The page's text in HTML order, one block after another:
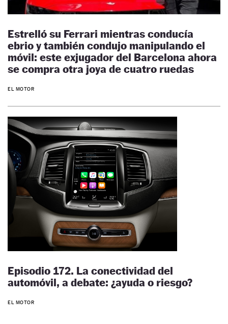
Estrelló su Ferrari mientras conducía
ebrio y también condujo manipulando el
móvil: este exjugador del Barcelona ahora
se compra otra joya de cuatro ruedas
EL MOTOR
Episodio 172. La conectividad del
automóvil, a debate: ¿ayuda o riesgo?
EL MOTOR